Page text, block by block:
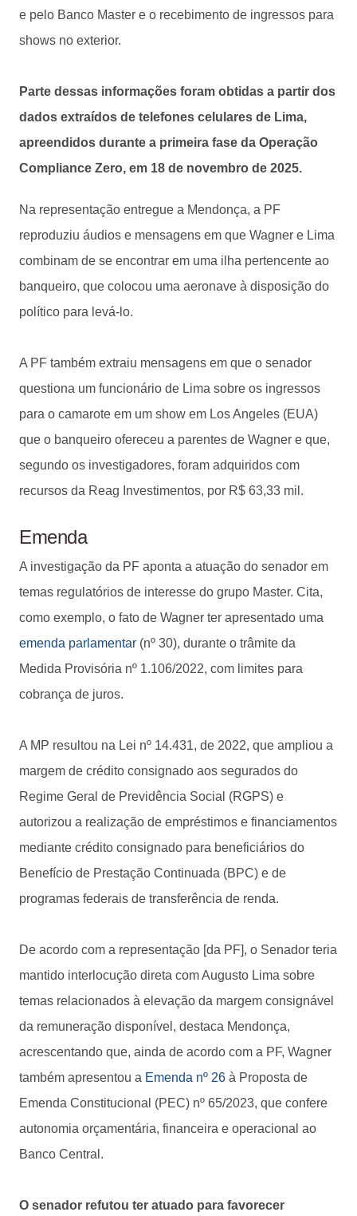
e pelo Banco Master e o recebimento de ingressos para
shows no exterior.
Parte dessas informações foram obtidas a partir dos
dados extraídos de telefones celulares de Lima,
apreendidos durante a primeira fase da Operação
Compliance Zero, em 18 de novembro de 2025.
Na representação entregue a Mendonça, a PF
reproduziu áudios e mensagens em que Wagner e Lima
combinam de se encontrar em uma ilha pertencente ao
banqueiro, que colocou uma aeronave à disposição do
político para levá-lo.
A PF também extraiu mensagens em que o senador
questiona um funcionário de Lima sobre os ingressos
para o camarote em um show em Los Angeles (EUA)
que o banqueiro ofereceu a parentes de Wagner e que,
segundo os investigadores, foram adquiridos com
recursos da Reag Investimentos, por R$ 63,33 mil.
Emenda
A investigação da PF aponta a atuação do senador em
temas regulatórios de interesse do grupo Master. Cita,
como exemplo, o fato de Wagner ter apresentado uma
emenda parlamentar (nº 30), durante o trâmite da
Medida Provisória nº 1.106/2022, com limites para
cobrança de juros.
A MP resultou na Lei nº 14.431, de 2022, que ampliou a
margem de crédito consignado aos segurados do
Regime Geral de Previdência Social (RGPS) e
autorizou a realização de empréstimos e financiamentos
mediante crédito consignado para beneficiários do
Benefício de Prestação Continuada (BPC) e de
programas federais de transferência de renda.
De acordo com a representação [da PF], o Senador teria
mantido interlocução direta com Augusto Lima sobre
temas relacionados à elevação da margem consignável
da remuneração disponível, destaca Mendonça,
acrescentando que, ainda de acordo com a PF, Wagner
também apresentou a Emenda nº 26 à Proposta de
Emenda Constitucional (PEC) nº 65/2023, que confere
autonomia orçamentária, financeira e operacional ao
Banco Central.
O senador refutou ter atuado para favorecer